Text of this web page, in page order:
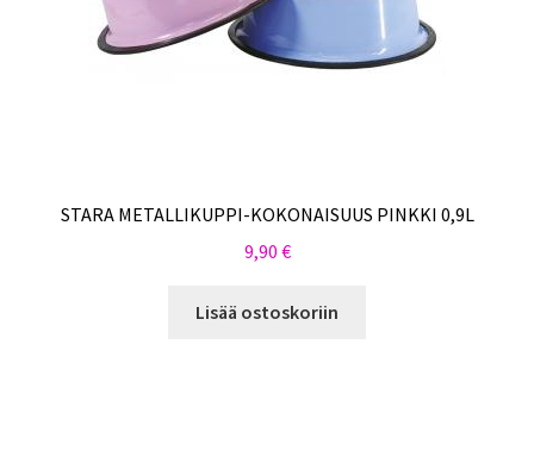
STARA METALLIKUPPI-KOKONAISUUS PINKKI 0,9L
9,90 €
Lisää ostoskoriin